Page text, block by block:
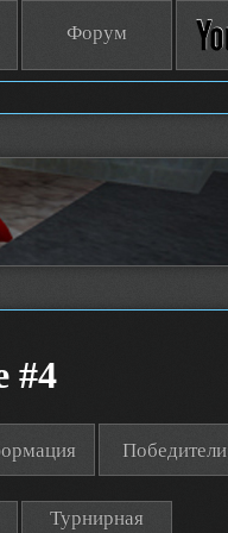
Форум
#4
Победители
Турнирная